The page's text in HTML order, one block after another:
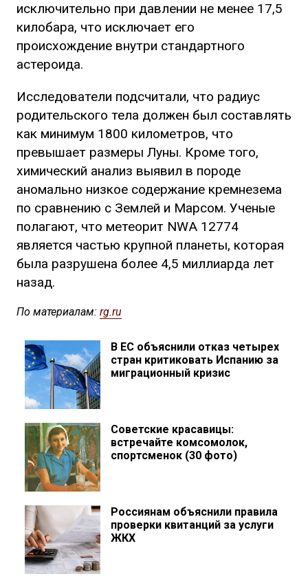
исключительно при давлении не менее 17,5
килобара, что исключает его
происхождение внутри стандартного
астероида.
Исследователи подсчитали, что радиус
родительского тела должен был составлять
как минимум 1800 километров, что
превышает размеры Луны. Кроме того,
химический анализ выявил в породе
аномально низкое содержание кремнезема
по сравнению с Землей и Марсом. Ученые
полагают, что метеорит NWA 12774
является частью крупной планеты, которая
была разрушена более 4,5 миллиарда лет
назад.
По материалам: rg.ru
В ЕС объяснили отказ четырех
стран критиковать Испанию за
миграционный кризис
Советские красавицы:
встречайте комсомолок,
спортсменок (30 фото)
Россиянам объяснили правила
проверки квитанций за услуги
ЖКХ